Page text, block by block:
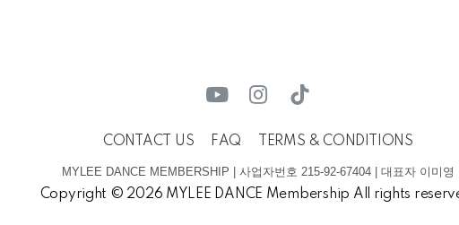
CONTACT US FAQ TERMS & CONDITIONS
MYLEE DANCE MEMBERSHIP | 사업자번호 215-92-67404 | 대표자 이미영
Copyright © 2026 MYLEE DANCE Membership All rights